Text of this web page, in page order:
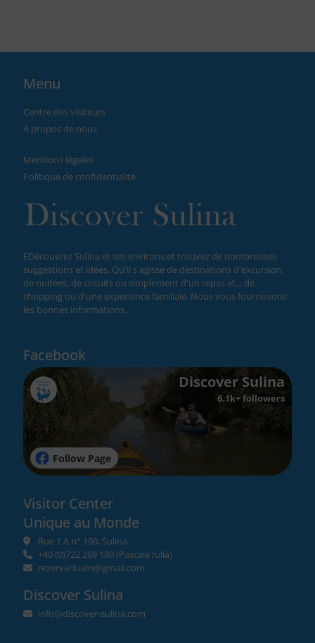
Menu
Centre des visiteurs
À propos de nous
Mentions légales
Politique de confidentialité
EDécouvrez Sulina et ses environs et trouvez de nombreuses
suggestions et idées. Qu'il s'agisse de destinations d'excursion,
de nuitées, de circuits ou simplement d'un repas et... de
shopping ou d'une expérience familiale. Nous vous fournissons
les bonnes informations.
Facebook
Discover Sulina
6.1k+ followers
Follow Page
Visitor Center
Unique au Monde
Rue 1 A n° 190, Sulina
+40 (0)722 269 180(Pascale Iulia)
rezervariuam@gmail.com
Discover Sulina
info@discover-sulina.com